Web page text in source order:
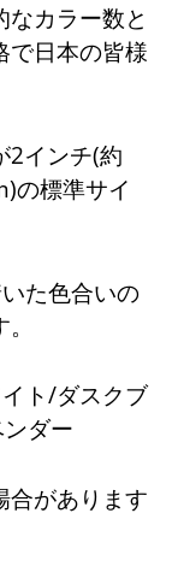
カラー数と
で日本の皆様
2インチ(約
の標準サイ
た色合いの
ト/ダスクブ
ダー
合があります